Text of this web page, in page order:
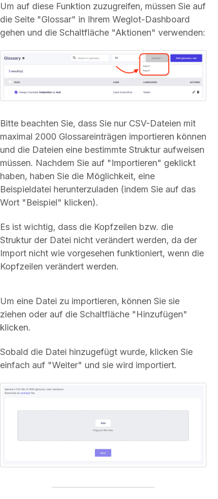
Um auf diese Funktion zuzugreifen, müssen Sie auf
die Seite "Glossar" in Ihrem Weglot-Dashboard
gehen und die Schaltfläche "Aktionen" verwenden:
Bitte beachten Sie, dass Sie nur CSV-Dateien mit
maximal 2000 Glossareinträgen importieren können
und die Dateien eine bestimmte Struktur aufweisen
müssen. Nachdem Sie auf "Importieren" geklickt
haben, haben Sie die Möglichkeit, eine
Beispieldatei herunterzuladen (indem Sie auf das
Wort "Beispiel" klicken).
Es ist wichtig, dass die Kopfzeilen bzw. die
Struktur der Datei nicht verändert werden, da der
Import nicht wie vorgesehen funktioniert, wenn die
Kopfzeilen verändert werden.
Um eine Datei zu importieren, können Sie sie
ziehen oder auf die Schaltfläche "Hinzufügen"
klicken.
Sobald die Datei hinzugefügt wurde, klicken Sie
einfach auf "Weiter" und sie wird importiert.